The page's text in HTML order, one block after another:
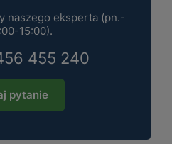
naszego eksperta (pn.-
15:00).
455 240
pytanie